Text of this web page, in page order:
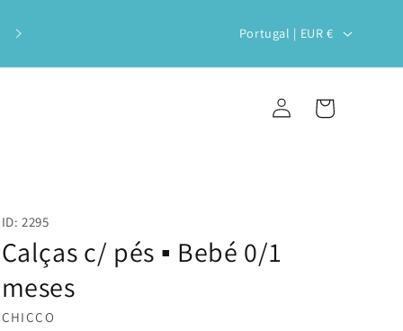
sustentabilidade!
P
a
g
i
Portugal | EUR €
Iniciar
sessão
Carrinho
ID: 2295
Calças c/ pés ▪️ Bebé 0/1
meses
CHICCO